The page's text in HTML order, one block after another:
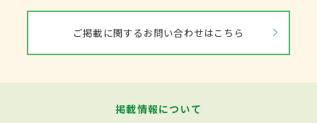
ご掲載に関するお問い合わせはこちら
掲載情報について